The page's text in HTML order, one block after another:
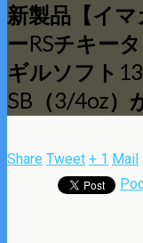
新製品【イ
ーRSチキー
ギルソフト
SB（3/4oz）
Share Tweet + 1 Mail